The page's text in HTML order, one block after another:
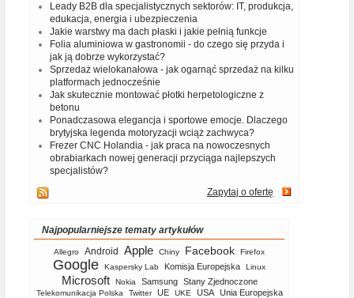
Leady B2B dla specjalistycznych sektorów: IT, produkcja,
edukacja, energia i ubezpieczenia
Jakie warstwy ma dach płaski i jakie pełnią funkcje
Folia aluminiowa w gastronomii - do czego się przyda i
jak ją dobrze wykorzystać?
Sprzedaż wielokanałowa - jak ogarnąć sprzedaż na kilku
platformach jednocześnie
Jak skutecznie montować płotki herpetologiczne z
betonu
Ponadczasowa elegancja i sportowe emocje. Dlaczego
brytyjska legenda motoryzacji wciąż zachwyca?
Frezer CNC Holandia - jak praca na nowoczesnych
obrabiarkach nowej generacji przyciąga najlepszych
specjalistów?
Zapytaj o ofertę
Najpopularniejsze tematy artykułów
Allegro Android Apple Chiny Facebook Firefox
Google Kaspersky Lab Komisja Europejska Linux
Microsoft Nokia Samsung Stany Zjednoczone
Telekomunikacja Polska Twitter UE UKE USA Unia Europejska